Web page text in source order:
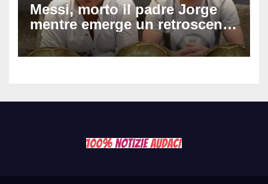
Messi, morto il padre Jorge
mentre emerge un retroscena
choc: le minacce di morte al
fuoriclasse durante i Mondiali